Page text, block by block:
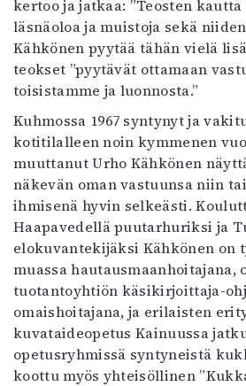
5/2025 saame
5/2025
Lehtiarkisto
Info
Tilaus ja
Yhteistyössä
Toimitus
Mediatiedot
Kaltio ry
kertoo ja jatkaa: ”Teosten
läsnäoloa ja muistoja sekä
Kähkönen pyytää tähän vielä
teokset ”pyytävät ottamaan
toisistamme ja luonnosta.”
Kuhmossa 1967 syntynyt ja
kotitilalleen noin kymmenen
muuttanut Urho Kähkönen
näkevän oman vastuunsa niin
ihmisenä hyvin selkeästi.
Haapavedellä puutarhuriksi ja
elokuvantekijäksi Kähkönen on
muassa hautausmaanhoitajana,
tuotantoyhtiön käsikirjoittaja-
omaishoitajana, ja erilaisten
kuvataideopetus Kainuussa
opetusryhmissä syntyneistä
koottu myös yhteisöllinen